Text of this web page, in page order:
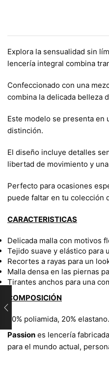
Explora la sensualidad sin
lencería integral combina
Confeccionado con una
combina la delicada belleza
Este modelo se presenta
distinción.
El diseño incluye detalles
libertad de movimiento y
Perfecto para ocasiones
puede faltar en tu colección
CARACTERISTICAS
Delicada malla con motivos
Tejido suave y elástico para
Recortes a rayas para un
Malla densa en las piernas
Tirantes anchos para una
COMPOSICIÓN
80% poliamida, 20% elastano.
Passion es lencería
para el mundo actual,